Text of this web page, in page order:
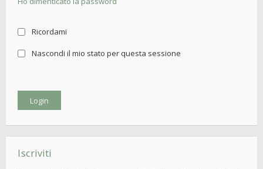
Ricordami
Nascondi il mio stato per questa sessione
Iscriviti